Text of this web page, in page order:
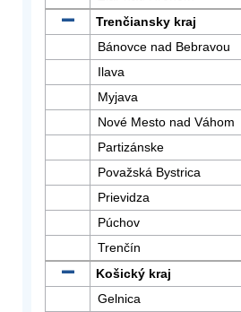
Trenčiansky kraj
Bánovce nad Bebravou
Ilava
Myjava
Nové Mesto nad Váhom
Partizánske
Považská Bystrica
Prievidza
Púchov
Trenčín
Košický kraj
Gelnica